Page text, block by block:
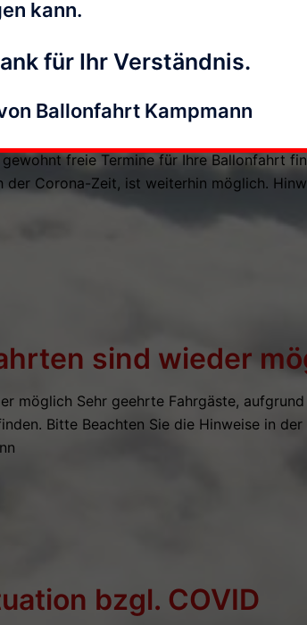
2021
aufgrund der momentanen Situation
durchführen. Sobald sich die Situation
freie Termine für Ihre Ballonfahrt
der Corona-Zeit, ist weiterhin möglich.
sind wieder
möglich Sehr geehrte Fahrgäste,
Bitte Beachten Sie die Hinweise in der
bzgl. COVID
kann.
für Ihr Verständnis.
Ballonfahrt Kampmann